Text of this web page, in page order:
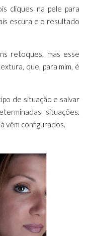
cliques na pele para
escura e o resultado
retoques, mas esse
que, para mim, é
de situação e salvar
situações.
vêm configurados.